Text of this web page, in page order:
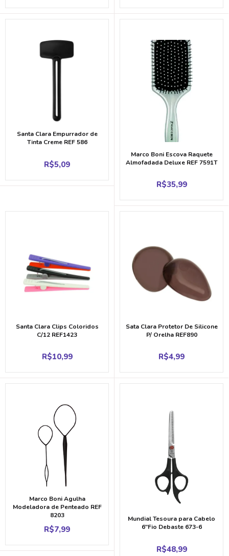
Santa Clara Empurrador de
Tinta Creme REF 586
R$5,09
Marco Boni Escova Raquete
Almofadada Deluxe REF 7591T
R$35,99
Santa Clara Clips Coloridos
C/12 REF1423
R$10,99
Sata Clara Protetor De Silicone
P/ Orelha REF890
R$4,99
Marco Boni Agulha
Modeladora de Penteado REF
8203
R$7,99
Mundial Tesoura para Cabelo
6″Fio Debaste 673-6
R$48,99